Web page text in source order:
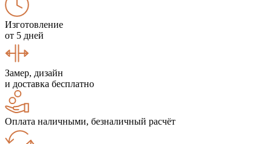
Изготовление
от 5 дней
Замер, дизайн
и доставка бесплатно
Оплата наличными, безналичный расчёт